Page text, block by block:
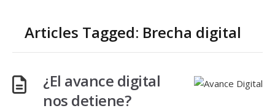
Articles Tagged: Brecha digital
¿El avance digital
nos detiene?